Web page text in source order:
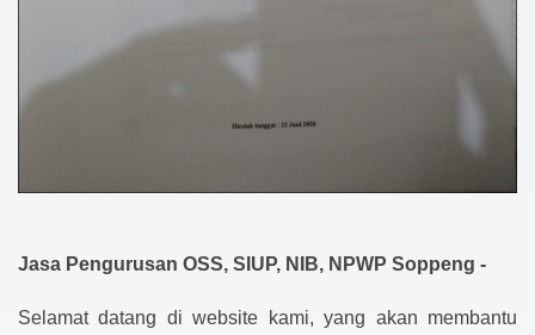
Jasa Pengurusan OSS, SIUP, NIB, NPWP Soppeng -
Selamat datang di website kami, yang akan membantu